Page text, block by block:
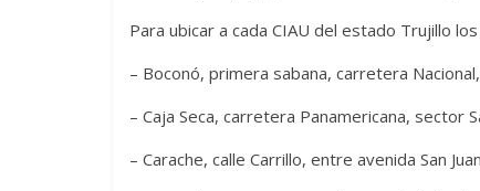
Para ubicar a cada CIAU del estado Trujillo
– Boconó, primera sabana, carretera
– Caja Seca, carretera Panamericana, sector
– Carache, calle Carrillo, entre avenida San